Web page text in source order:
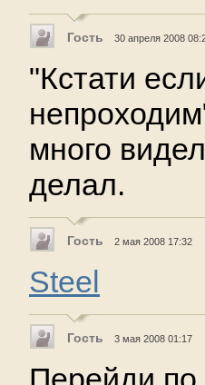
Гость 30 апреля 2008
"Кстати
много
делал.
Гость 2 мая 2008 17:32
Steel
Гость 3 мая 2008 01:17